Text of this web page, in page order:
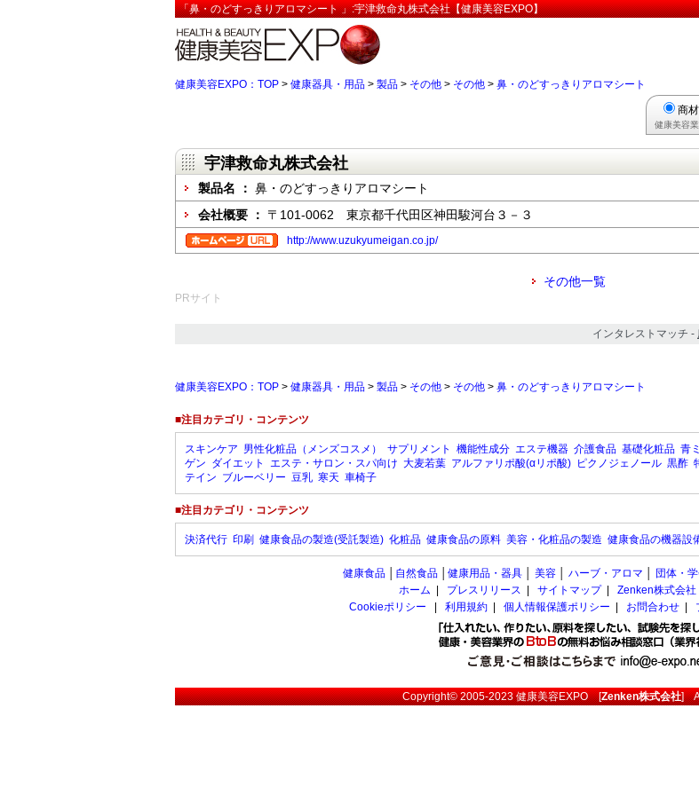
「鼻・のどすっきりアロマシート 」:宇津救命丸株式会社【健康美容EXPO】
健康美容EXPO：TOP > 健康器具・用品 > 製品 > その他 > その他 > 鼻・のどすっきりアロマシート
商材
健康美容
宇津救命丸株式会社
製品名 ： 鼻・のどすっきりアロマシート
会社概要 ： 〒101-0062 東京都千代田区神田駿河台３－３
http://www.uzukyumeigan.co.jp/
その他一覧
PRサイト
インタレストマッチ -
健康美容EXPO：TOP > 健康器具・用品 > 製品 > その他 > その他 > 鼻・のどすっきりアロマシート
■注目カテゴリ・コンテンツ
スキンケア 男性化粧品（メンズコスメ） サプリメント 機能性成分 エステ機器 介護食品 基礎化粧品 青
ゲン ダイエット エステ・サロン・スパ向け 大麦若葉 アルファリポ酸(αリポ酸) ピクノジェノール 黒酢
テイン ブルーベリー 豆乳 寒天 車椅子
■注目カテゴリ・コンテンツ
決済代行 印刷 健康食品の製造(受託製造) 化粧品 健康食品の原料 美容・化粧品の製造 健康食品の機器設
健康食品 自然食品 健康用品・器具 美容 ハーブ・アロマ 団体・
ホーム
プレスリリース サイトマップ| Zenken株式会
Cookieポリシー
利用規約 個人情報保護ポリシー お問合わせ
Copyright© 2005-2023健康美容EXPO[Zenken株式会社]